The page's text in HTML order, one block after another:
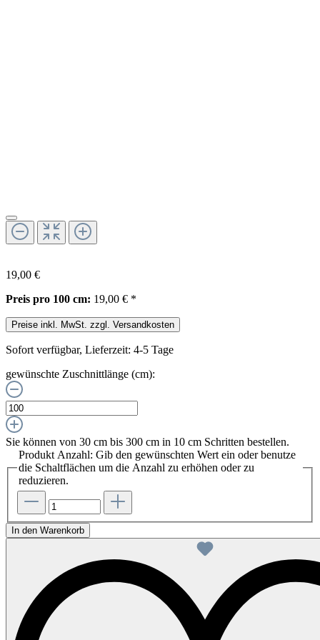
19,00 €
Preis pro 100 cm: 19,00 € *
Preise inkl. MwSt. zzgl. Versandkosten
Sofort verfügbar, Lieferzeit: 4-5 Tage
gewünschte Zuschnittlänge (cm):
Sie können von 30 cm bis 300 cm in 10 cm Schritten bestellen.
Produkt Anzahl: Gib den gewünschten Wert ein oder benutze
die Schaltflächen um die Anzahl zu erhöhen oder zu
reduzieren.
In den Warenkorb